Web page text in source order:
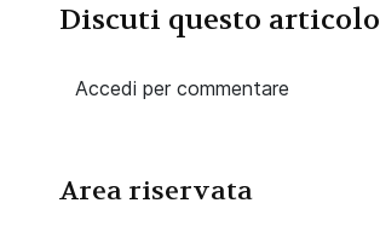
Discuti questo articolo
Accedi per commentare
Area riservata